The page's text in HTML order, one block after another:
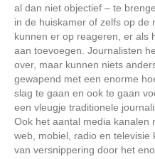
al dan niet objectief – te
in de huiskamer of zelfs op de
kunnen er op reageren, er als
aan toevoegen. Journalisten
over, maar kunnen niets
gewapend met een enorme
slag te gaan en ook te gaan
een vleugje traditionele
Ook het aantal media kanalen
web, mobiel, radio en televisie
van versnippering door het